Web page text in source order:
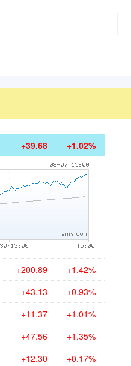
+39.68 +1.02%
+200.89 +1.42%
+43.13 +0.93%
+11.37 +1.01%
+47.56 +1.35%
+12.30 +0.17%